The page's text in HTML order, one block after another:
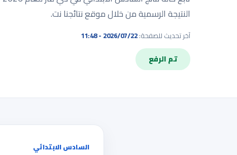
النتيجة الرسمية من خلال موقع نتائجنا نت.
آخر تحديث للصفحة:2026/07/22 - 11:48
تم الرفع
السادس الابتدائي